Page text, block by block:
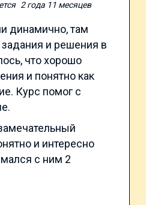
2 года 11 месяцев
динамично, там
и решения в
что хорошо
и понятно как
Курс помог с
и интересно
с ним 2